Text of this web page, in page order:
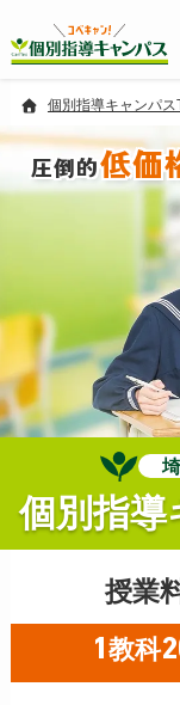
個別指導キャンパス
圧倒的低価
個別指導
授業
1 教科